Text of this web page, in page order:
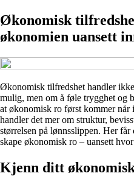
Økonomisk
økonomien uansett
Økonomisk tilfredshet handler
mulig, men om å føle trygghet og
at økonomisk ro først kommer
handler det mer om struktur,
størrelsen på lønnsslippen. Her
skape økonomisk ro – uansett
Kjenn ditt